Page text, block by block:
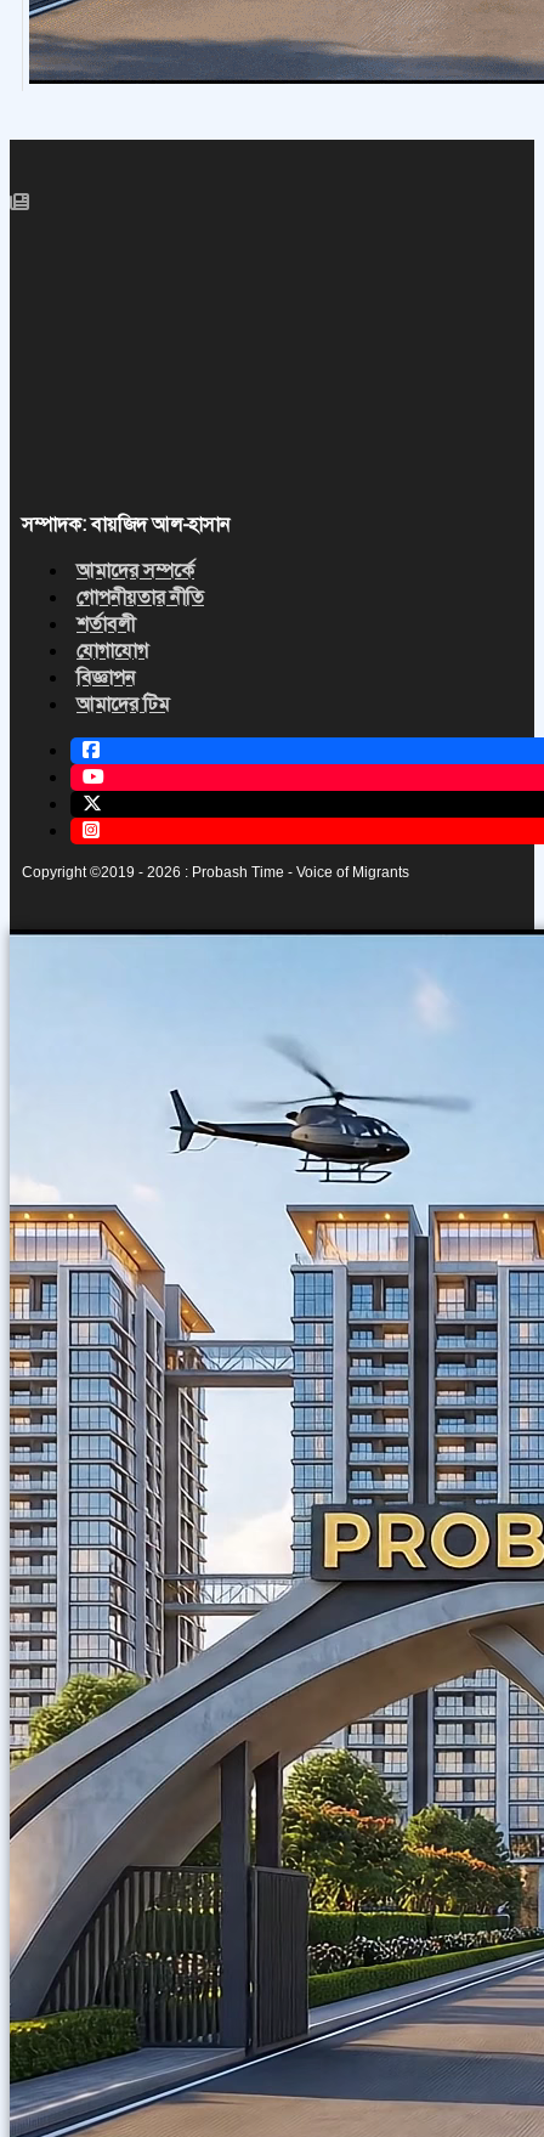
সম্পাদক: বায়জিদ আল-হাসান
আমাদের সম্পর্কে
গোপনীয়তার নীতি
শর্তাবলী
যোগাযোগ
বিজ্ঞাপন
আমাদের টিম
Copyright ©2019 - 2026 : Probash Time - Voice of Migrants